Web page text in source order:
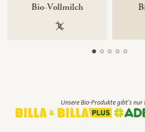
Bio-Vollmilch
100 % gentechnikfrei
Unsere Bio-Produkte gibt's nur